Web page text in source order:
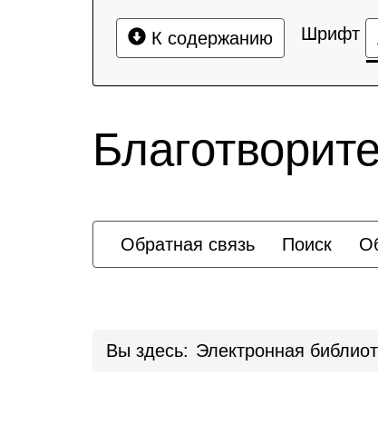
К содержанию Шрифт
Обратная связь Поиск
Вы здесь: Электронная